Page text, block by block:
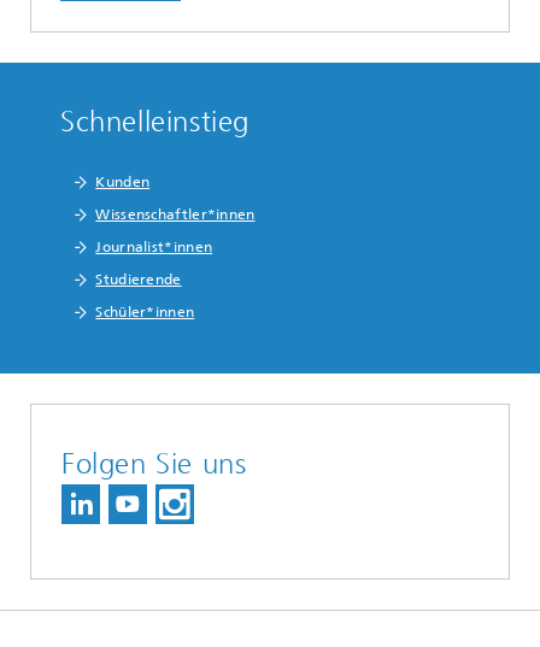
Schnelleinstieg
Kunden
Wissenschaftler*innen
Journalist*innen
Studierende
Schüler*innen
Folgen Sie uns